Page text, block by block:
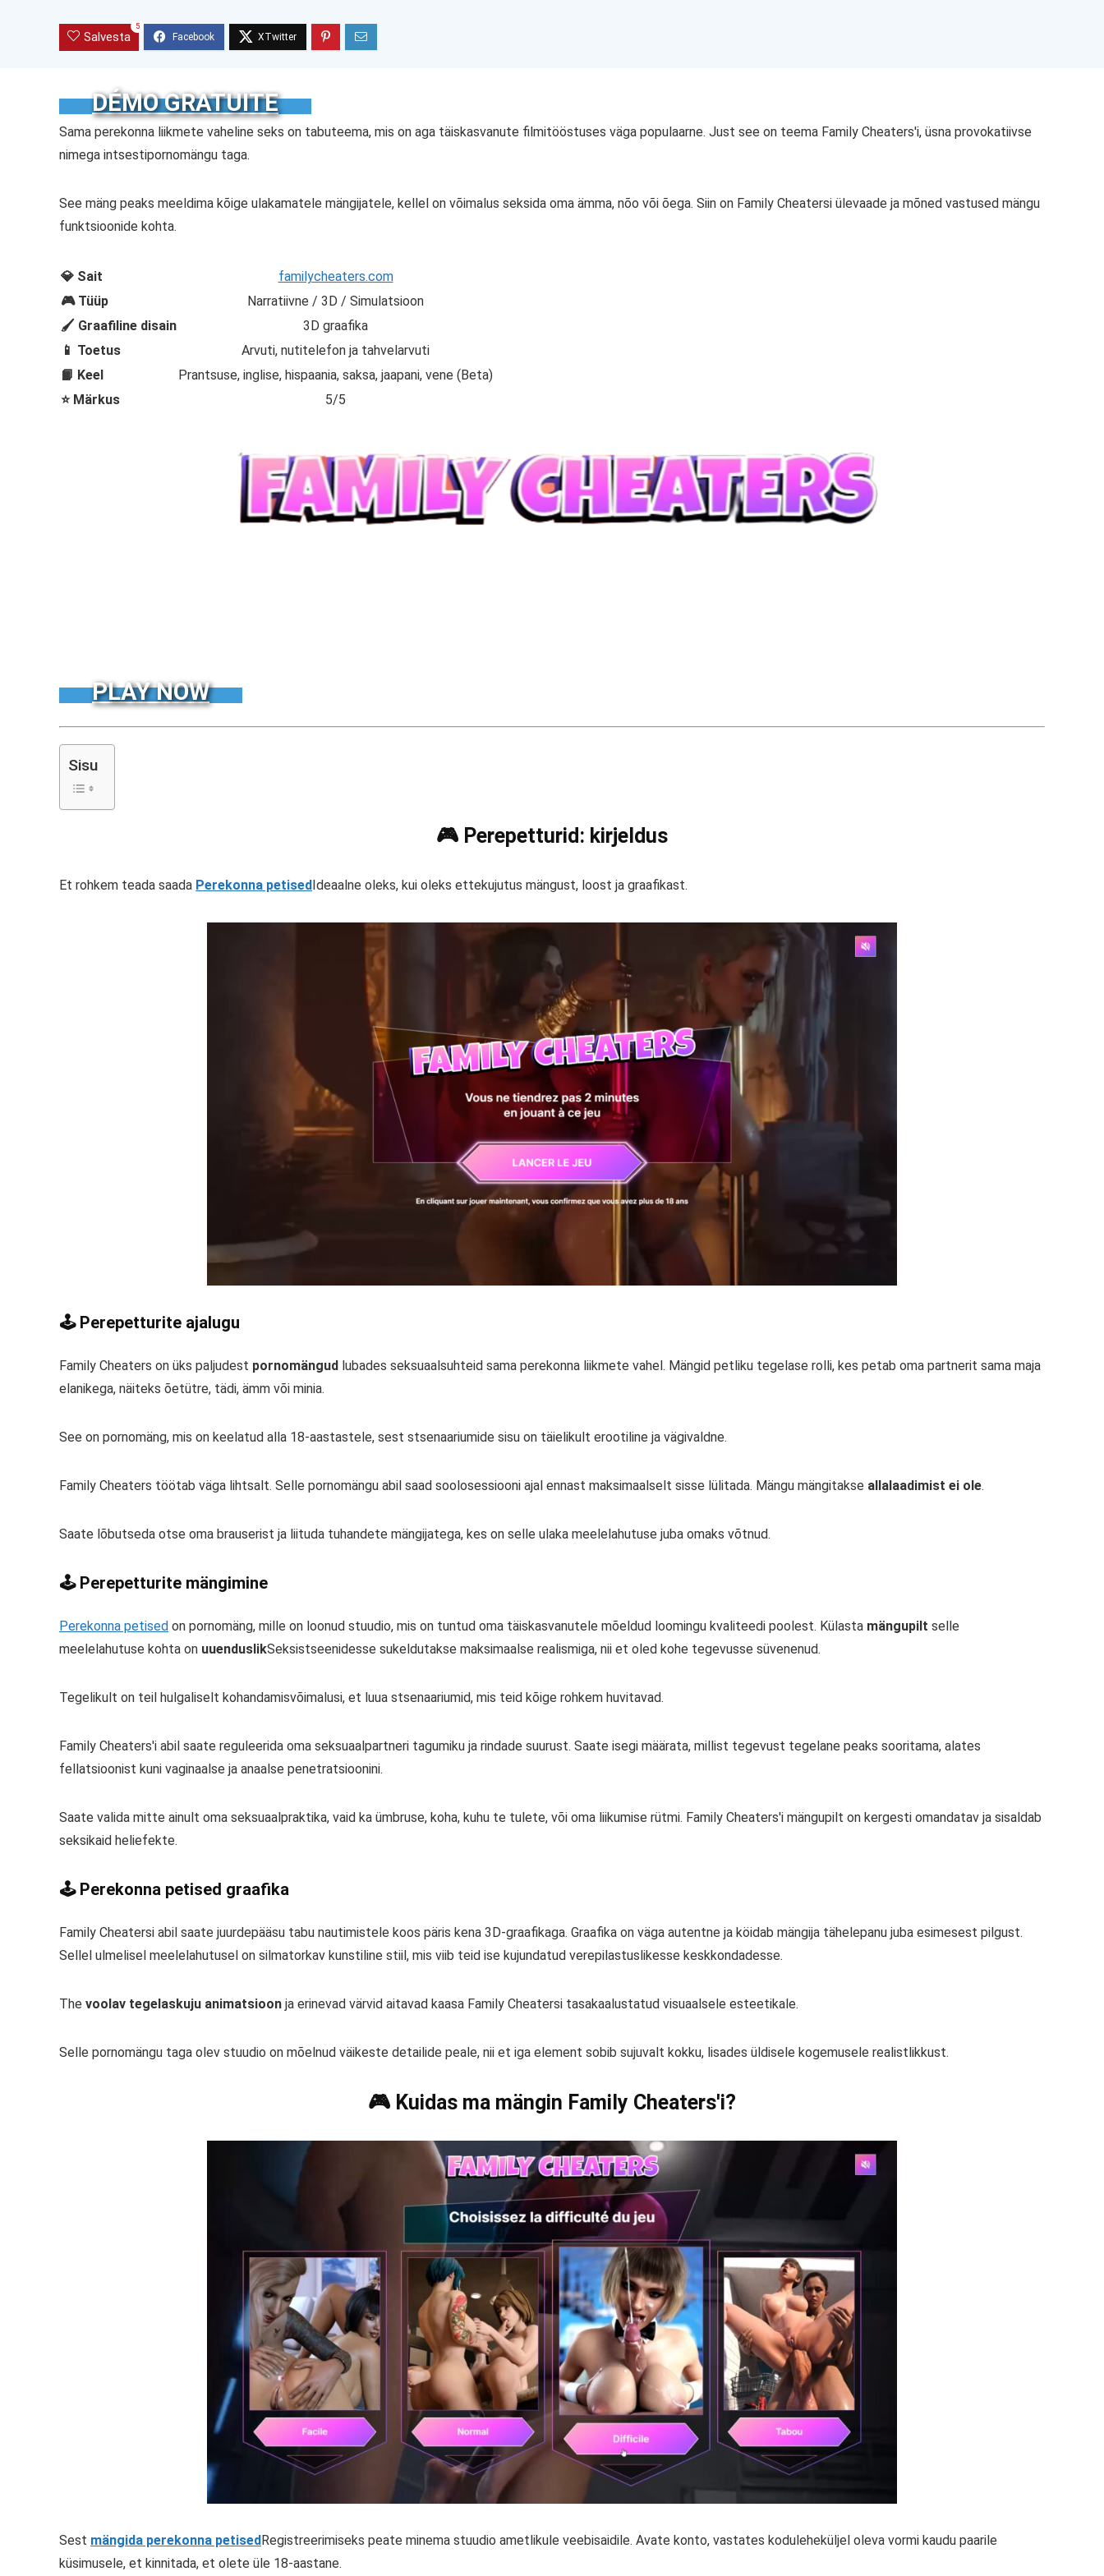
Salvesta
5
DÉMO GRATUITE
Sama perekonna liikmete vaheline seks on tabuteema, mis on aga täiskasvanute filmitööstuses väga populaarne. Just see on teema Family Cheaters'i, üsna provokatiivse
nimega intsestipornomängu taga.
See mäng peaks meeldima kõige ulakamatele mängijatele, kellel on võimalus seksida oma ämma, nõo või õega. Siin on Family Cheatersi ülevaade ja mõned vastused mängu
funktsioonide kohta.
💎 Sait
familycheaters.com
🎮 Tüüp
Narratiivne / 3D / Simulatsioon
🖌️ Graafiline disain
3D graafika
📱 Toetus
Arvuti, nutitelefon ja tahvelarvuti
📙 Keel
Prantsuse, inglise, hispaania, saksa, jaapani, vene (Beta)
⭐ Märkus
5/5
PLAY NOW
Sisu
🎮 Perepetturid: kirjeldus
Et rohkem teada saada Perekonna petisedIdeaalne oleks, kui oleks ettekujutus mängust, loost ja graafikast.
🕹️ Perepetturite ajalugu
Family Cheaters on üks paljudest pornomängud lubades seksuaalsuhteid sama perekonna liikmete vahel. Mängid petliku tegelase rolli, kes petab oma partnerit sama maja
elanikega, näiteks õetütre, tädi, ämm või minia.
See on pornomäng, mis on keelatud alla 18-aastastele, sest stsenaariumide sisu on täielikult erootiline ja vägivaldne.
Family Cheaters töötab väga lihtsalt. Selle pornomängu abil saad soolosessiooni ajal ennast maksimaalselt sisse lülitada. Mängu mängitakse allalaadimist ei ole.
Saate lõbutseda otse oma brauserist ja liituda tuhandete mängijatega, kes on selle ulaka meelelahutuse juba omaks võtnud.
🕹️ Perepetturite mängimine
Perekonna petised on pornomäng, mille on loonud stuudio, mis on tuntud oma täiskasvanutele mõeldud loomingu kvaliteedi poolest. Külasta mängupilt selle
meelelahutuse kohta on uuenduslikSeksistseenidesse sukeldutakse maksimaalse realismiga, nii et oled kohe tegevusse süvenenud.
Tegelikult on teil hulgaliselt kohandamisvõimalusi, et luua stsenaariumid, mis teid kõige rohkem huvitavad.
Family Cheaters'i abil saate reguleerida oma seksuaalpartneri tagumiku ja rindade suurust. Saate isegi määrata, millist tegevust tegelane peaks sooritama, alates
fellatsioonist kuni vaginaalse ja anaalse penetratsioonini.
Saate valida mitte ainult oma seksuaalpraktika, vaid ka ümbruse, koha, kuhu te tulete, või oma liikumise rütmi. Family Cheaters'i mängupilt on kergesti omandatav ja sisaldab
seksikaid heliefekte.
🕹️ Perekonna petised graafika
Family Cheatersi abil saate juurdepääsu tabu nautimistele koos päris kena 3D-graafikaga. Graafika on väga autentne ja köidab mängija tähelepanu juba esimesest pilgust.
Sellel ulmelisel meelelahutusel on silmatorkav kunstiline stiil, mis viib teid ise kujundatud verepilastuslikesse keskkondadesse.
The voolav tegelaskuju animatsioon ja erinevad värvid aitavad kaasa Family Cheatersi tasakaalustatud visuaalsele esteetikale.
Selle pornomängu taga olev stuudio on mõelnud väikeste detailide peale, nii et iga element sobib sujuvalt kokku, lisades üldisele kogemusele realistlikkust.
🎮 Kuidas ma mängin Family Cheaters'i?
Sest mängida perekonna petisedRegistreerimiseks peate minema stuudio ametlikule veebisaidile. Avate konto, vastates koduleheküljel oleva vormi kaudu paarile
küsimusele, et kinnitada, et olete üle 18-aastane.